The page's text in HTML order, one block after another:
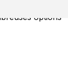
options